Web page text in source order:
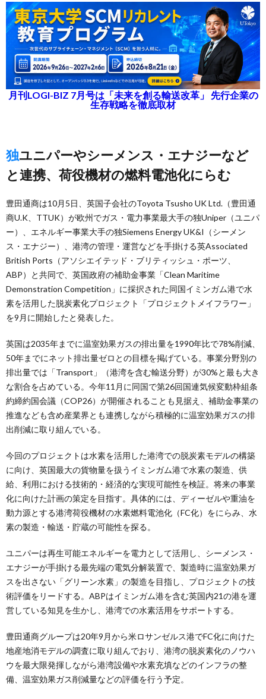
月刊LOGI-BIZ 7月号は「未来を創る輸送改革」 先行企業の
生存戦略を徹底取材
独ユニパーやシーメンス・エナジーなど
と連携、荷役機材の燃料電池化にらむ
豊田通商は10月5日、英国子会社のToyota Tsusho UK Ltd.（豊田通
商U.K、TTUK）が欧州でガス・電力事業最大手の独Uniper（ユニパ
ー）、エネルギー事業大手の独Siemens Energy UK&I（シーメン
ス・エナジー）、港湾の管理・運営などを手掛ける英Associated
British Ports（アソシエイテッド・ブリティッシュ・ポーツ、
ABP）と共同で、英国政府の補助金事業「Clean Maritime
Demonstration Competition」に採択された同国イミンガム港で水
素を活用した脱炭素化プロジェクト「プロジェクトメイフラワー」
を9月に開始したと発表した。
英国は2035年までに温室効果ガスの排出量を1990年比で78%削減、
50年までにネット排出量ゼロとの目標を掲げている。事業分野別の
排出量では「Transport」（港湾を含む輸送分野）が30%と最も大き
な割合を占めている。今年11月に同国で第26回国連気候変動枠組条
約締約国会議（COP26）が開催されることも見据え、補助金事業の
推進なども含め産業界とも連携しながら積極的に温室効果ガスの排
出削減に取り組んでいる。
今回のプロジェクトは水素を活用した港湾での脱炭素モデルの構築
に向け、英国最大の貨物量を扱うイミンガム港で水素の製造、供
給、利用における技術的・経済的な実現可能性を検証。将来の事業
化に向けた計画の策定を目指す。具体的には、ディーゼルや重油を
動力源とする港湾荷役機材の水素燃料電池化（FC化）をにらみ、水
素の製造・輸送・貯蔵の可能性を探る。
ユニパーは再生可能エネルギーを電力として活用し、シーメンス・
エナジーが手掛ける最先端の電気分解装置で、製造時に温室効果ガ
スを出さない「グリーン水素」の製造を目指し、プロジェクトの技
術評価をリードする。ABPはイミンガム港を含む英国内21の港を運
営している知見を生かし、港湾での水素活用をサポートする。
豊田通商グループは20年9月から米ロサンゼルス港でFC化に向けた
地産地消モデルの調査に取り組んでおり、港湾の脱炭素化のノウハ
ウを最大限発揮しながら港湾設備や水素充填などのインフラの整
備、温室効果ガス削減量などの評価を行う予定。